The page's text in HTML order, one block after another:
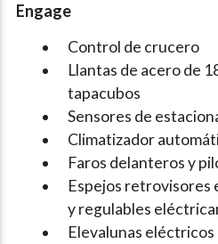
Engage
Control de crucero
Llantas de acero de
tapacubos
Sensores de
Climatizador
Faros delanteros y
Espejos retrovisores
y regulables
Elevalunas eléctricos